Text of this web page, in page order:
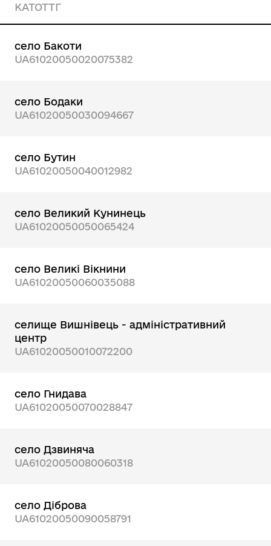
КАТОТТГ
село Бакоти
UA61020050020075382
село Бодаки
UA61020050030094667
село Бутин
UA61020050040012982
село Великий Кунинець
UA61020050050065424
село Великі Вікнини
UA61020050060035088
селище Вишнівець - адміністративний
центр
UA61020050010072200
село Гнидава
UA61020050070028847
село Дзвиняча
UA61020050080060318
село Діброва
UA61020050090058791